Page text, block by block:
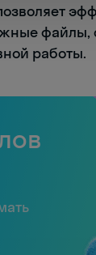
файлы,
работы.